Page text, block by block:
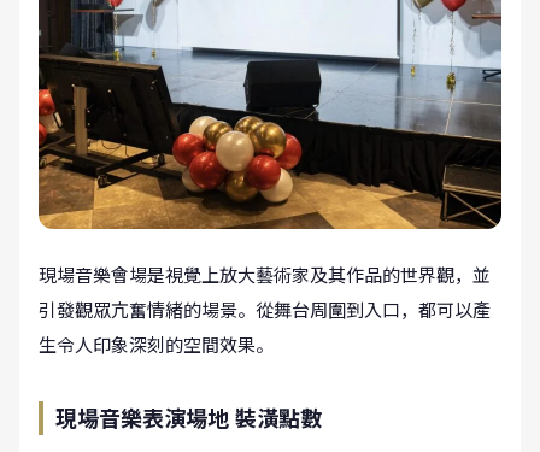
現場音樂會場是視覺上放大藝術家及其作品的世界觀，並
引發觀眾亢奮情緒的場景。從舞台周圍到入口，都可以產
生令人印象深刻的空間效果。
現場音樂表演場地 裝潢點數